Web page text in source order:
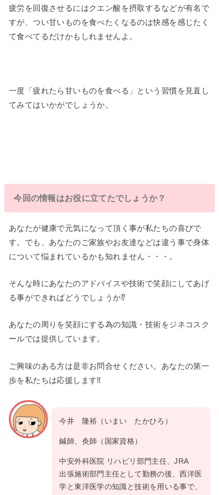
疲労を回復させるにはクエン酸を摂取するなどが有名で
すが、つい甘いものを食べたくなるのは快感を感じたく
て食べてるだけかもしれませんよ。
一度「疲れたら甘いものを食べる」という習慣を見直し
てみてはいかがでしょうか。
今回の情報はお役に立てたでしょうか？
あなたが健康で元気になって頂く事が私たちの喜びで
す。でも、あなたのご家族やお友達などは違う事で身体
について悩まれているかも知れません・・・。
そんな時にあなたのアドバイスや技術で笑顔にしてあげ
る事ができればどうでしょうか⁉
あなたの周りを笑顔にする為の知識・技術をジネコスク
ールでは提供しています。
ご興味のある方は是非お問合せください。あなたの第一
歩を私たちは応援します‼
今井 隆裕（いまい たかひろ）
鍼師、灸師（国家資格）
中安外科医院 リハビリ部門主任、JRA
出張施術部門主任として勤務の後、西洋医
学と東洋医学の知識と技術を用いる事で、